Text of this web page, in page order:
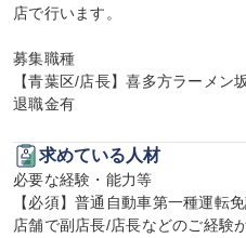
店で行います。
募集職種
【青葉区/店長】喜多方ラーメ
退職金有
求めている人材
必要な経験・能力等
【必須】普通自動車第一種運転
店舗で副店長/店長などのご経験